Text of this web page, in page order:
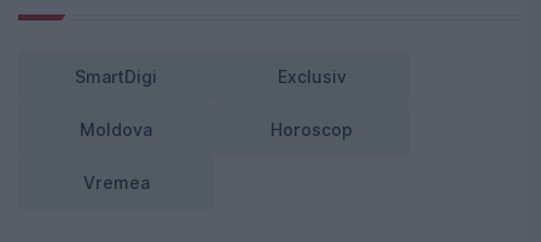
SmartDigi Exclusiv
Moldova Horoscop
Vremea